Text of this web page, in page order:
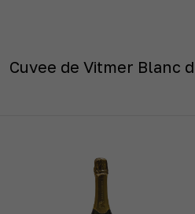
Cuvee de Vitmer Blanc